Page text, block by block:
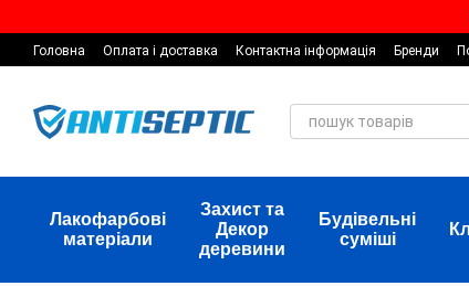
Головна Оплата і доставка Контактна інформація Бренди
Лакофарбові
матеріали
Захист та
Декор
деревини
Будівельні
суміші